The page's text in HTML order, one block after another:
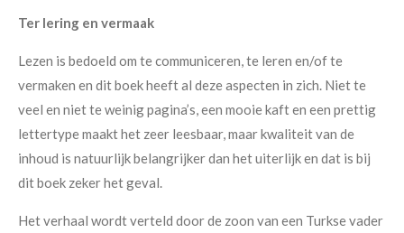
Ter lering en vermaak
Lezen is bedoeld om te communiceren, te leren en/of te
vermaken en dit boek heeft al deze aspecten in zich. Niet te
veel en niet te weinig pagina’s, een mooie kaft en een prettig
lettertype maakt het zeer leesbaar, maar kwaliteit van de
inhoud is natuurlijk belangrijker dan het uiterlijk en dat is bij
dit boek zeker het geval.
Het verhaal wordt verteld door de zoon van een Turkse vader